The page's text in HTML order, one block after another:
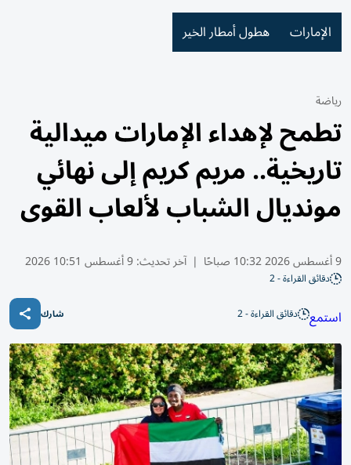
الإمارات هطول أمطار الخير
رياضة
تطمح لإهداء الإمارات ميدالية
تاريخية.. مريم كريم إلى نهائي
مونديال الشباب لألعاب القوى
9 أغسطس 2026 10:32 صباحًا | آخر تحديث:9 أغسطس 10:51 2026
دقائق القراءة - 2
استمع دقائق القراءة - 2 شارك